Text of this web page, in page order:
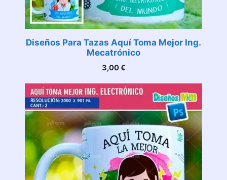
Diseños Para Tazas Aquí Toma Mejor Ing.
Mecatrónico
3,00€